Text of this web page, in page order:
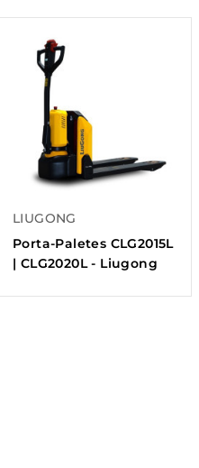
LIUGONG
Porta-Paletes CLG2015L
| CLG2020L - Liugong